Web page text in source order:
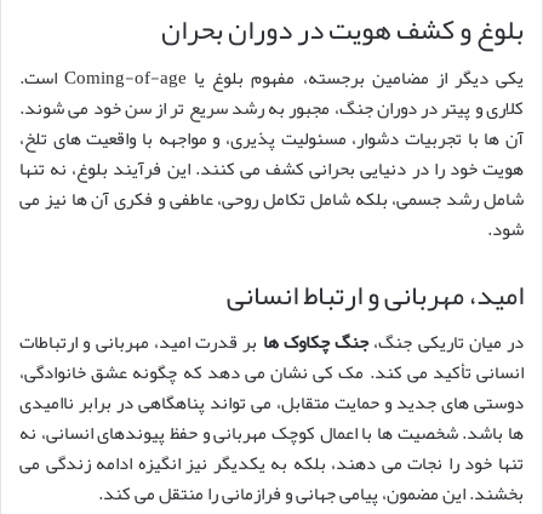
بلوغ و کشف هویت در دوران بحران
یکی دیگر از مضامین برجسته، مفهوم بلوغ یا Coming-of-age است.
کلاری و پیتر در دوران جنگ، مجبور به رشد سریع تر از سن خود می شوند.
آن ها با تجربیات دشوار، مسئولیت پذیری، و مواجهه با واقعیت های تلخ،
هویت خود را در دنیایی بحرانی کشف می کنند. این فرآیند بلوغ، نه تنها
شامل رشد جسمی، بلکه شامل تکامل روحی، عاطفی و فکری آن ها نیز می
شود.
امید، مهربانی و ارتباط انسانی
در میان تاریکی جنگ،جنگ چکاوک ها بر قدرت امید، مهربانی و ارتباطات
انسانی تأکید می کند. مک کی نشان می دهد که چگونه عشق خانوادگی،
دوستی های جدید و حمایت متقابل، می تواند پناهگاهی در برابر ناامیدی
ها باشد. شخصیت ها با اعمال کوچک مهربانی و حفظ پیوندهای انسانی، نه
تنها خود را نجات می دهند، بلکه به یکدیگر نیز انگیزه ادامه زندگی می
بخشند. این مضمون، پیامی جهانی و فرازمانی را منتقل می کند.